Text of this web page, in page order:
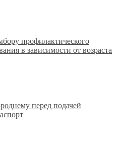
профилактического
в зависимости от возраста
перед подачей